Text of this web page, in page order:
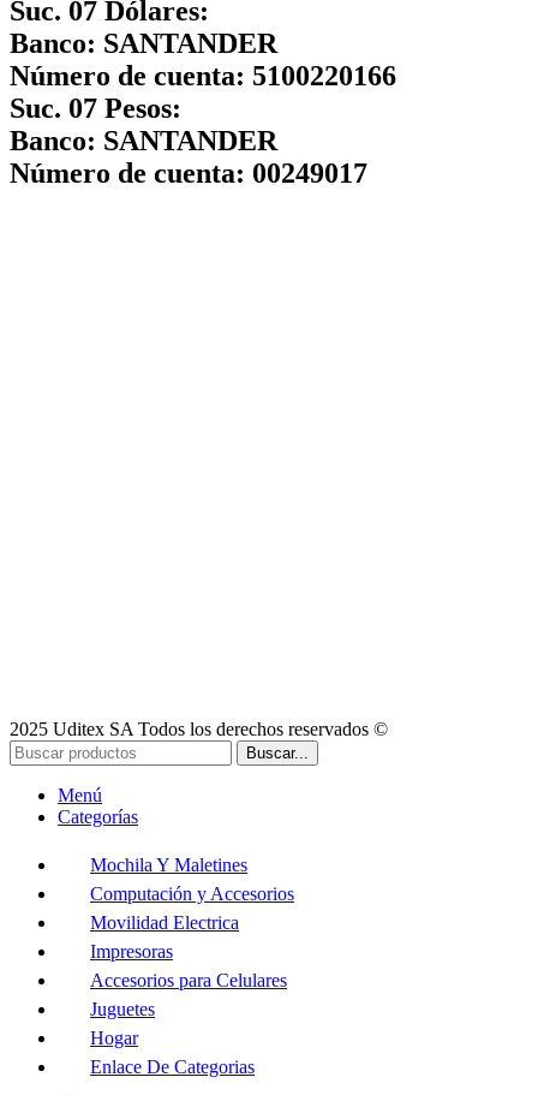
Suc. 07 Dólares:
Banco: SANTANDER
Número de cuenta: 5100220166
Suc. 07 Pesos:
Banco: SANTANDER
Número de cuenta: 00249017
2025 Uditex SA Todos los derechos reservados ©
Buscar...
Menú
Categorías
Mochila Y Maletines
Computación y Accesorios
Movilidad Electrica
Impresoras
Accesorios para Celulares
Juguetes
Hogar
Enlace De Categorias